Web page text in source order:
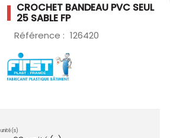
CROCHET BANDEAU PVC SEUL
25 SABLE FP
Référence : 126420